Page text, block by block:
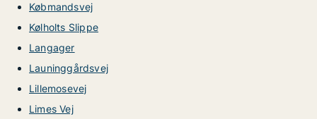
Købmandsvej
Kølholts Slippe
Langager
Launinggårdsvej
Lillemosevej
Limes Vej